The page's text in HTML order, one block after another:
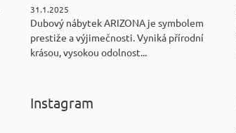
31.1.2025
Dubový nábytek ARIZONA je symbolem
prestiže a výjimečnosti. Vyniká přírodní
krásou, vysokou odolnost...
Instagram